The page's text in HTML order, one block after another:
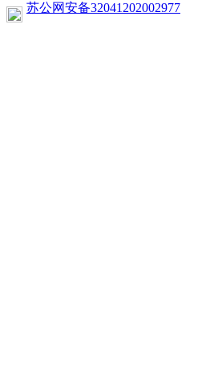
苏公网安备32041202002977